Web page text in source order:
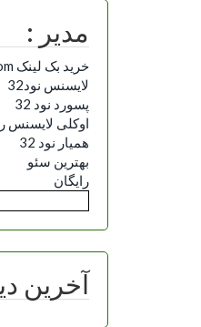
مدیر :
خرید بک لینک behtarinbacklink.com
لایسنس نود32
پسورد نود 32
اوکلی لایسنس
همیار نود 32
بهترین سئو
رایگان
آخرین